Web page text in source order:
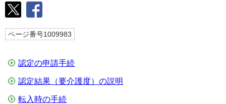
ページ番号1009983
認定の申請手続
認定結果（要介護度）の説明
転入時の手続